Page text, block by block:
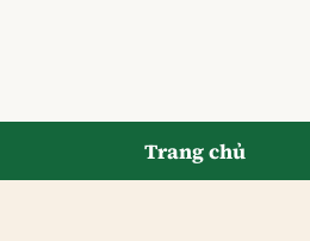
Trang chủ